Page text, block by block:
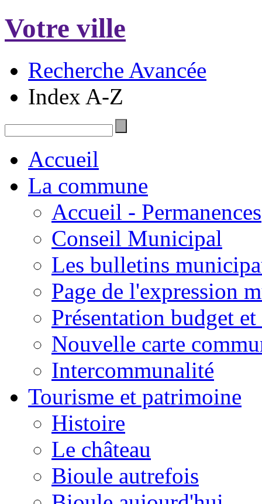
Votre ville
Recherche Avancée
Index A-Z
Accueil
La commune
Accueil - Permanences
Conseil Municipal
Les bulletins
Page de l'expression
Présentation budget
Nouvelle carte
Intercommunalité
Tourisme et patrimoine
Histoire
Le château
Bioule autrefois